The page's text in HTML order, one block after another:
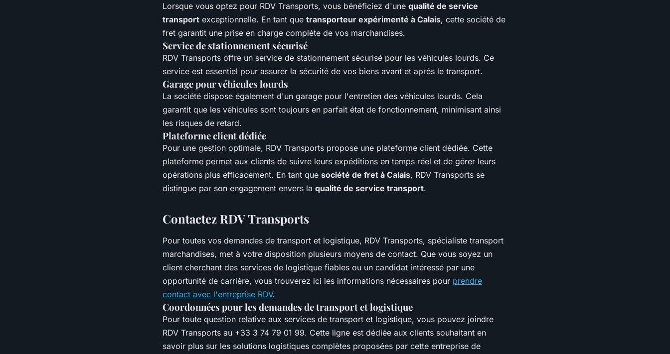
Lorsque vous optez pour RDV Transports, vous bénéficiez d'une qualité de service
transport exceptionnelle. En tant que transporteur expérimenté à Calais, cette société de
fret garantit une prise en charge complète de vos marchandises.
Service de stationnement sécurisé
RDV Transports offre un service de stationnement sécurisé pour les véhicules lourds. Ce
service est essentiel pour assurer la sécurité de vos biens avant et après le transport.
Garage pour véhicules lourds
La société dispose également d'un garage pour l'entretien des véhicules lourds. Cela
garantit que les véhicules sont toujours en parfait état de fonctionnement, minimisant ainsi
les risques de retard.
Plateforme client dédiée
Pour une gestion optimale, RDV Transports propose une plateforme client dédiée. Cette
plateforme permet aux clients de suivre leurs expéditions en temps réel et de gérer leurs
opérations plus efficacement. En tant que société de fret à Calais, RDV Transports se
distingue par son engagement envers la qualité de service transport.
Contactez RDV Transports
Pour toutes vos demandes de transport et logistique, RDV Transports, spécialiste transport
marchandises, met à votre disposition plusieurs moyens de contact. Que vous soyez un
client cherchant des services de logistique fiables ou un candidat intéressé par une
opportunité de carrière, vous trouverez ici les informations nécessaires pour prendre
contact avec l'entreprise RDV.
Coordonnées pour les demandes de transport et logistique
Pour toute question relative aux services de transport et logistique, vous pouvez joindre
RDV Transports au +33 3 74 79 01 99. Cette ligne est dédiée aux clients souhaitant en
savoir plus sur les solutions logistiques complètes proposées par cette entreprise de